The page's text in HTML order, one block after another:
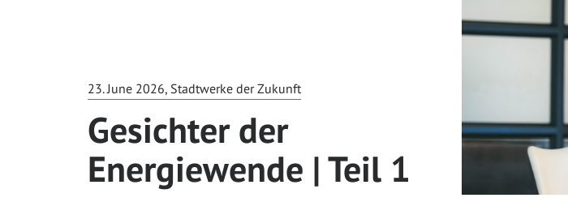
23. June 2026, Stadtwerke der Zukunft
Gesichter der
Energiewende | Teil 1